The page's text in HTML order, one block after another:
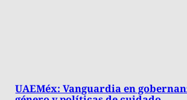
UAEMéx: Vanguardia en